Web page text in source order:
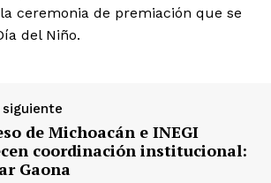
ceremonia de premiación que se
del Niño.
de Michoacán e INEGI
coordinación institucional:
Gaona